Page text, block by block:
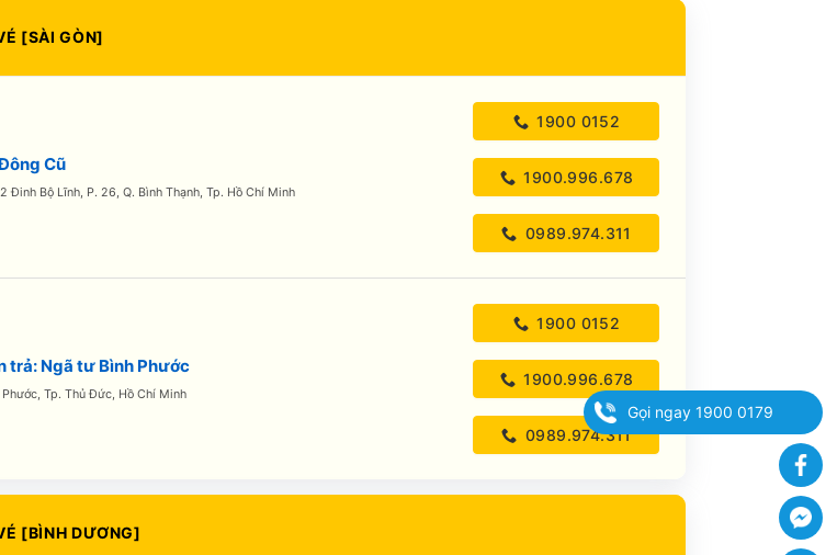
[SÀI GÒN]
Cũ
Đinh Bộ Lĩnh, P. 26, Q. Bình Thạnh, Tp. Hồ Chí Minh
1900 0152
1900.996.678
0989.974.311
trả: Ngã tư Bình Phước
Phước, Tp. Thủ Đức, Hồ Chí Minh
1900 0152
1900.996.678
0989.974.311
[BÌNH DƯƠNG]
Gọi ngay 1900 0179